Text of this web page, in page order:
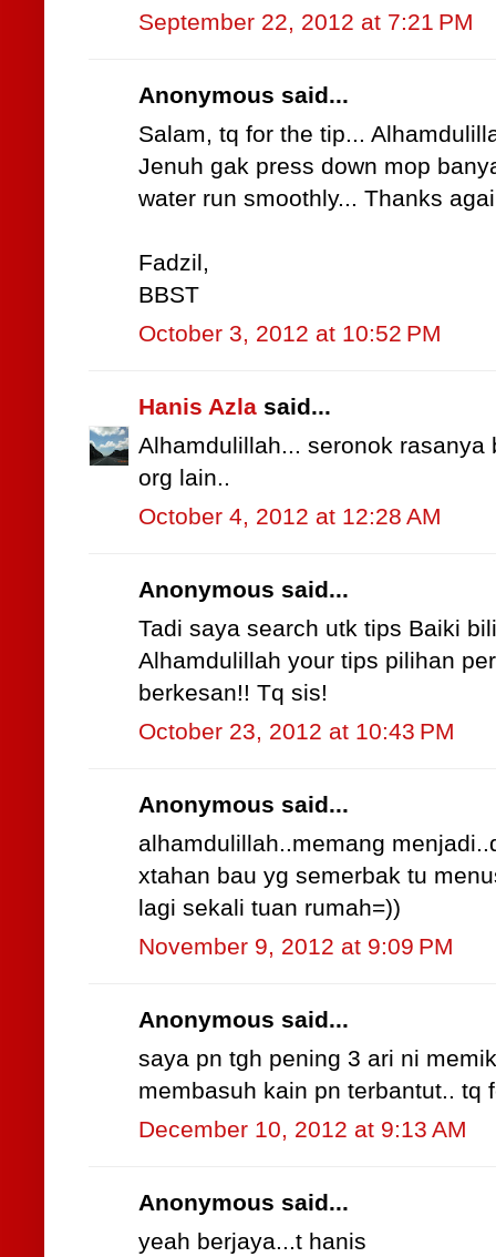
September 22, 2012 at 7:21 PM
Anonymous said...
Salam, tq for the tip...
Jenuh gak press down mop
water run smoothly... Thanks
Fadzil,
BBST
October 3, 2012 at 10:52 PM
Hanis Azla said...
Alhamdulillah... seronok
org lain..
October 4, 2012 at 12:28 AM
Anonymous said...
Tadi saya search utk tips Baiki
Alhamdulillah your tips pilihan
berkesan!! Tq sis!
October 23, 2012 at 10:43 PM
Anonymous said...
alhamdulillah..memang
xtahan bau yg semerbak tu
lagi sekali tuan rumah=))
November 9, 2012 at 9:09 PM
Anonymous said...
saya pn tgh pening 3 ari ni
membasuh kain pn terbantut.. tq
December 10, 2012 at 9:13 AM
Anonymous said...
yeah berjaya...t hanis